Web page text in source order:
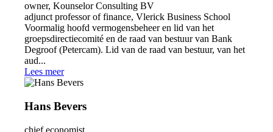
owner, Kounselor Consulting BV
adjunct professor of finance, Vlerick Business School
Voormalig hoofd vermogensbeheer en lid van het
groepsdirectiecomité en de raad van bestuur van Bank
Degroof (Petercam). Lid van de raad van bestuur, van het
aud...
Lees meer
Hans Bevers
chief economist